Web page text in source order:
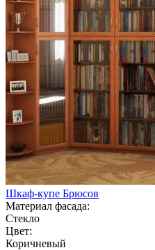
Шкаф-купе Брюсов
Материал фасада:
Стекло
Цвет:
Коричневый